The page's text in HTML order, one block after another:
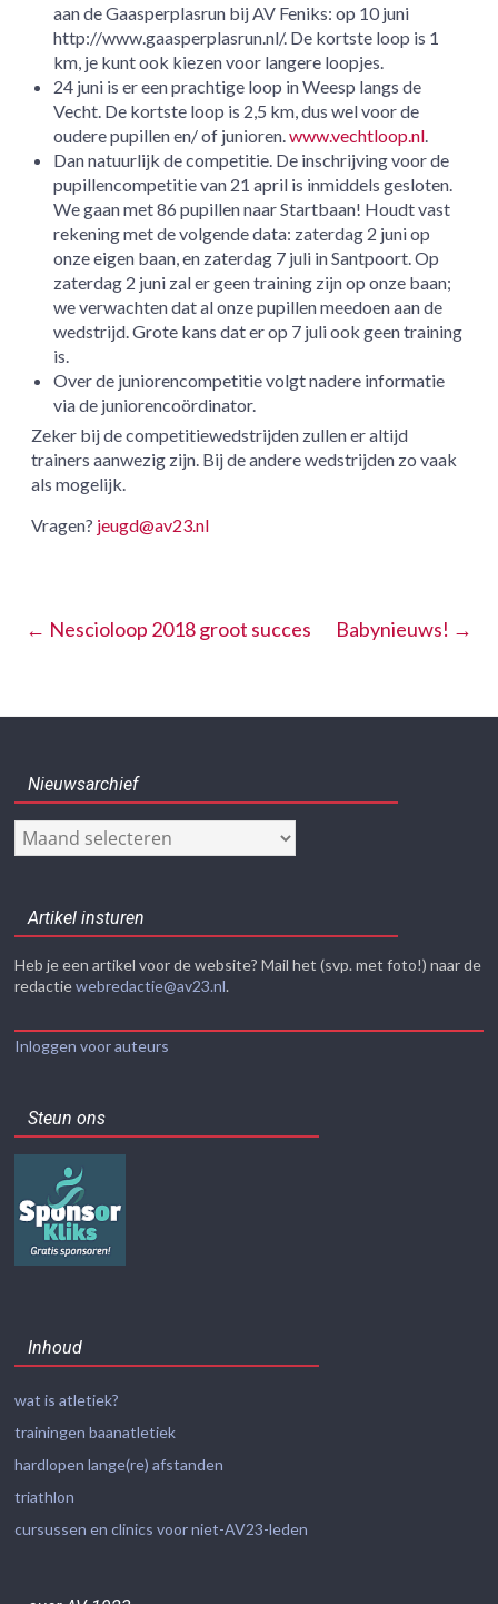
aan de Gaasperplasrun bij AV Feniks: op 10 juni
http://www.gaasperplasrun.nl/. De kortste loop is 1
km, je kunt ook kiezen voor langere loopjes.
24 juni is er een prachtige loop in Weesp langs de
Vecht. De kortste loop is 2,5 km, dus wel voor de
oudere pupillen en/ of junioren.www.vechtloop.nl.
Dan natuurlijk de competitie. De inschrijving voor de
pupillencompetitie van 21 april is inmiddels gesloten.
We gaan met 86 pupillen naar Startbaan! Houdt vast
rekening met de volgende data: zaterdag 2 juni op
onze eigen baan, en zaterdag 7 juli in Santpoort. Op
zaterdag 2 juni zal er geen training zijn op onze baan;
we verwachten dat al onze pupillen meedoen aan de
wedstrijd. Grote kans dat er op 7 juli ook geen training
is.
Over de juniorencompetitie volgt nadere informatie
via de juniorencoördinator.
Zeker bij de competitiewedstrijden zullen er altijd
trainers aanwezig zijn. Bij de andere wedstrijden zo vaak
als mogelijk.
Vragen? jeugd@av23.nl
← Nescioloop 2018 groot succes Babynieuws! →
Nieuwsarchief
Nieuwsarchief
Artikel insturen
Heb je een artikel voor de website? Mail het (svp. met foto!) naar de
redactiewebredactie@av23.nl.
Inloggen voor auteurs
Steun ons
Inhoud
wat is atletiek?
trainingen baanatletiek
hardlopen lange(re) afstanden
triathlon
cursussen en clinics voor niet-AV23-leden